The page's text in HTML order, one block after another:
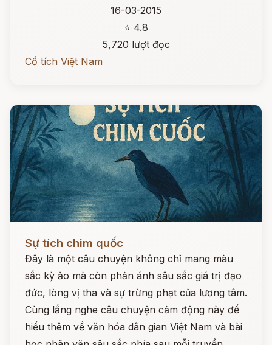
16-03-2015
⭐ 4.8
5,720 lượt đọc
Cổ tích Việt Nam
Sự tích chim quốc
Đây là một câu chuyện không chỉ mang màu
sắc kỳ ảo mà còn phản ánh sâu sắc giá trị đạo
đức, lòng vị tha và sự trừng phạt của lương tâm.
Cùng lắng nghe câu chuyện cảm động này để
hiểu thêm về văn hóa dân gian Việt Nam và bài